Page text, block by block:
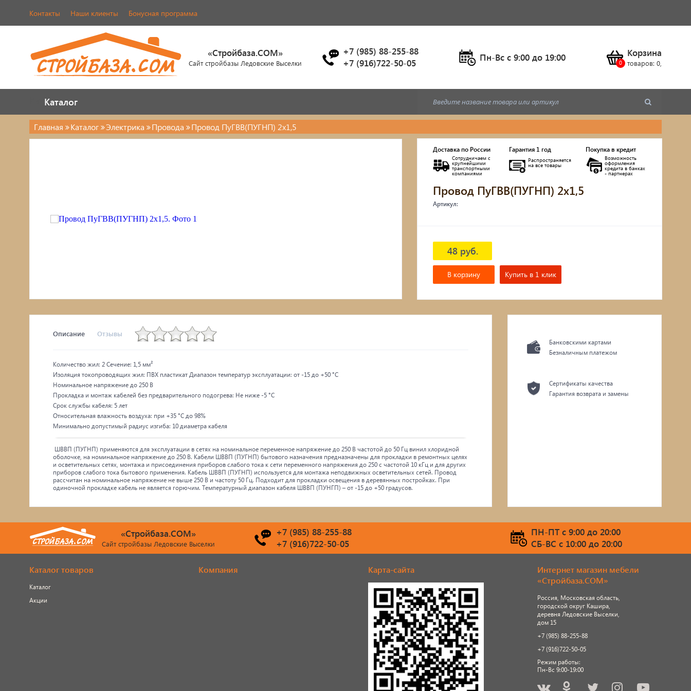
Контакты Наши клиенты Бонусная программа
«Стройбаза.COM»
Сайт стройбазы Ледовские Выселки
+7 (985) 88-255-88
+7 (916)722-50-05
Пн-Вс c 9:00 до 19:00 Корзина
товаров: 0,
Каталог
Каталог
Электрика
Главная Каталог Электрика Провода Провод ПуГВВ(ПУГНП) 2х1,5
Доставка по России
Сотрудничаем с
крупнейшими
транспортными
компаниями
Гарантия 1 год
Распространяется
на все товары
Покупка в кредит
Возможность
оформления
кредита в банках
- партнерах
Провод ПуГВВ(ПУГНП) 2х1,5
Артикул:
48 руб.
В корзину Купить в 1 клик
Описание Отзывы
Количество жил: 2 Сечение: 1,5 мм²
Изоляция токопроводящих жил: ПВХ пластикат Диапазон температур эксплуатации: от -15 до +50 °С
Номинальное напряжение до 250 В
Прокладка и монтаж кабелей без предварительного подогрева: Не ниже -5 °С
Срок службы кабеля: 5 лет
Относительная влажность воздуха: при +35 °С до 98%
Минимально допустимый радиус изгиба: 10 диаметра кабеля
ШВВП (ПУГНП) применяются для эксплуатации в сетях на номинальное переменное напряжение до 250 В частотой до 50 Гц винил хлоридной
оболочке, на номинальное напряжение до 250 В. Кабели ШВВП (ПУГНП) бытового назначения предназначены для прокладки в ремонтных целях
и осветительных сетях, монтажа и присоединения приборов слабого тока к сети переменного напряжения до 250 с частотой 10 кГц и для других
приборов слабого тока бытового применения. Кабель ШВВП (ПУГНП) используется для монтажа неподвижных осветительных сетей. Провод
рассчитан на номинальное напряжение не выше 250 В и частоту 50 Гц. Подходит для прокладки освещения в деревянных постройках. При
одиночной прокладке кабель не является горючим. Температурный диапазон кабеля ШВВП (ПУНГП) – от -15 до +50 градусов.
Банковскими картами
Безналичным платежом
Сертификаты качества
Гарантия возврата и замены
«Стройбаза.COM»
Сайт стройбазы Ледовские Выселки
+7 (985) 88-255-88
+7 (916)722-50-05
ПН-ПТ c 9:00 до 20:00
СБ-ВС c 10:00 до 20:00
Каталог товаров
Каталог
Акции
Компания Карта-сайта
Интернет магазин мебели
«Стройбаза.COM»
Россия, Московская область,
городской округ Кашира,
деревня Ледовские Выселки,
дом 15
+7 (985) 88-255-88
+7 (916)722-50-05
Режим работы:
Пн-Вс 9:00-19:00